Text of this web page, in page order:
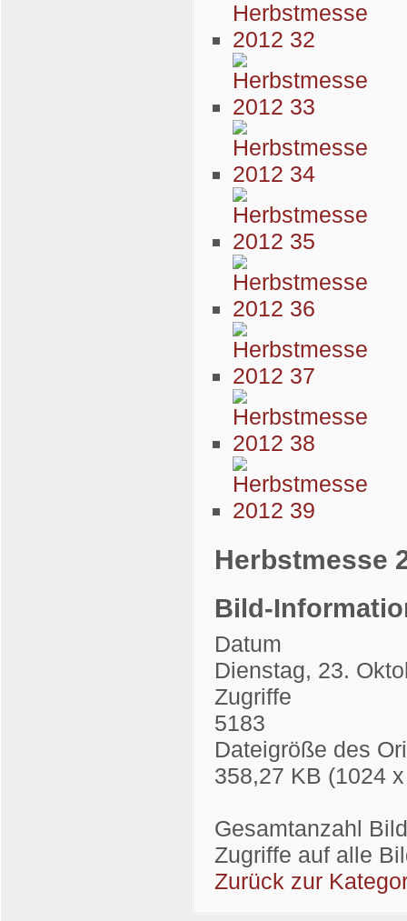
Herbstmesse
Bild-
Datum
Dienstag, 23.
Zugriffe
5183
Dateigröße des
358,27 KB (1024
Gesamtanzahl
Zugriffe auf alle
Zurück zur